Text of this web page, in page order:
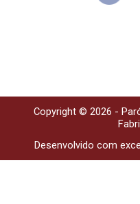
Copyright © 2026 -
Desenvolvido com